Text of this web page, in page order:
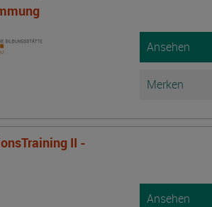
Ansehen
Merken
II -
Ansehen